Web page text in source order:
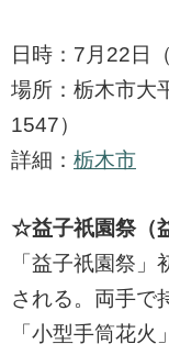
日時：7月22日
場所：栃木市大
1547）
詳細： 栃木市
☆益子祇園祭（
「益子祇園祭
される。両手で
「小型手筒花火